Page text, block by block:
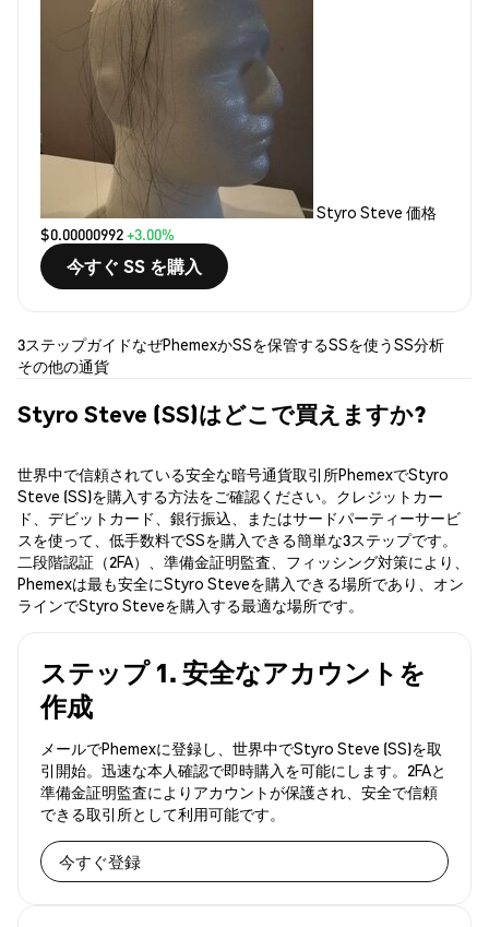
Styro Steve 価格
$0.00000992+3.00%
今すぐ SS を購入
3ステップガイドなぜPhemexかSSを保管するSSを使うSS分析
その他の通貨
Styro Steve (SS)はどこで買えますか?
世界中で信頼されている安全な暗号通貨取引所PhemexでStyro
Steve (SS)を購入する方法をご確認ください。クレジットカー
ド、デビットカード、銀行振込、またはサードパーティーサービ
スを使って、低手数料でSSを購入できる簡単な3ステップです。
二段階認証（2FA）、準備金証明監査、フィッシング対策により、
Phemexは最も安全にStyro Steveを購入できる場所であり、オン
ラインでStyro Steveを購入する最適な場所です。
ステップ 1. 安全なアカウントを
作成
メールでPhemexに登録し、世界中でStyro Steve (SS)を取
引開始。迅速な本人確認で即時購入を可能にします。2FAと
準備金証明監査によりアカウントが保護され、安全で信頼
できる取引所として利用可能です。
今すぐ登録